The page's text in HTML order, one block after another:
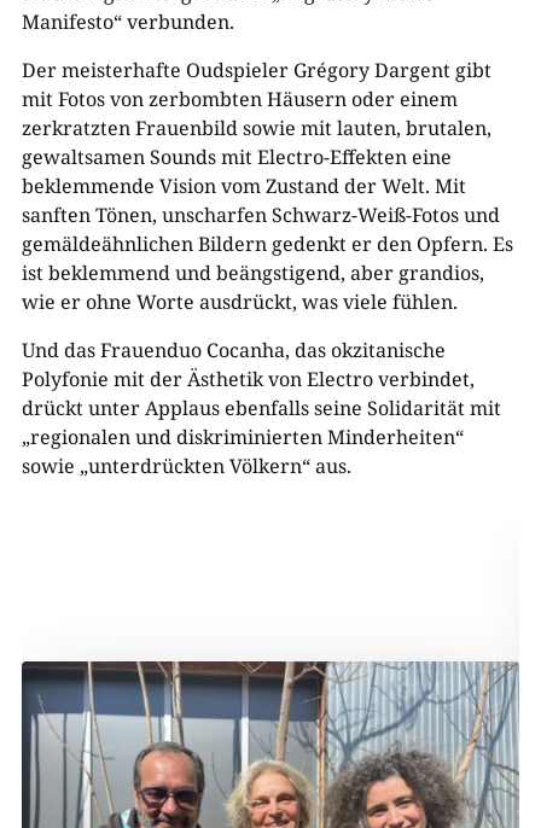
Manifesto“ verbunden.
Der meisterhafte Oudspieler Grégory Dargent gibt
mit Fotos von zerbombten Häusern oder einem
zerkratzten Frauenbild sowie mit lauten, brutalen,
gewaltsamen Sounds mit Electro-Effekten eine
beklemmende Vision vom Zustand der Welt. Mit
sanften Tönen, unscharfen Schwarz-Weiß-Fotos und
gemäldeähnlichen Bildern gedenkt er den Opfern. Es
ist beklemmend und beängstigend, aber grandios,
wie er ohne Worte ausdrückt, was viele fühlen.
Und das Frauenduo Cocanha, das okzitanische
Polyfonie mit der Ästhetik von Electro verbindet,
drückt unter Applaus ebenfalls seine Solidarität mit
„regionalen und diskriminierten Minderheiten“
sowie „unterdrückten Völkern“ aus.